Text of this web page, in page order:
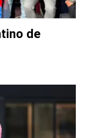
de